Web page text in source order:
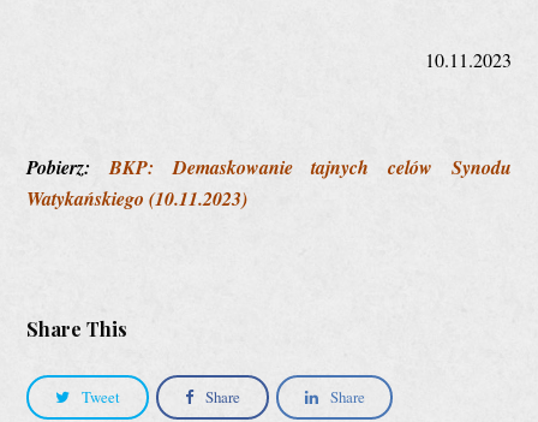
10.11.2023
Pobierz:BKP: Demaskowanie tajnych celów Synodu
Watykańskiego (10.11.2023)
Share This
Tweet Share Share